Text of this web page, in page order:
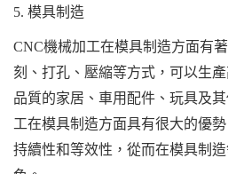
5. 模具制造
CNC機械加工在模具制造方面有
刻、打孔、壓縮等方式，可以生
品質的家居、車用配件、玩具及
工在模具制造方面具有很大的優
持續性和等效性，從而在模具制